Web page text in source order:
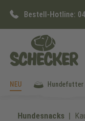
Zur
Bestell-Hotline:
NEU Hundefutter
Hundesnacks